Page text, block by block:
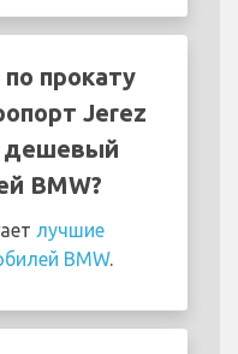
прокату
Jerez
дешевый
BMW?
лучшие
BMW.